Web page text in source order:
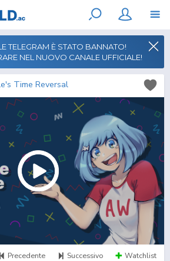
TELEGRAM È STATO BANNATO!
NEL NUOVO CANALE UFFICIALE!
Time Reversal
Precedente Successivo Watchlist